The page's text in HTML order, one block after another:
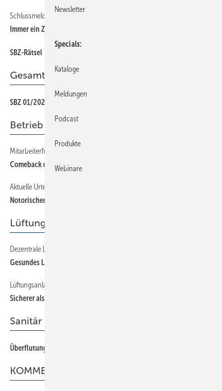
Schlussmeldung
Immer ein Ziel vor Augen
SBZ-Rätsel
Gesamt-PDF der Ausgabe
SBZ 01/2022 als PDF
Betrieb + Organisation
Mitarbeiterführung
Comeback der autoritären Art?
Aktuelle Urteile zum Arbeitsrecht
Notorischen Zuspätkommern kündigen
Lüftung + Klima
Dezentrale Lüftungsgeräte versorgen Schulzentrum
Gesundes Lernumfeld
Lüftungsanlagen vs. Fensterlüftung
Sicherer als die Fensterlüftung
Sanitär
Überflutungen normgerecht vermeiden
KOMMENTAR
Newsletter
Specials
Kataloge
Meldungen
Podcast
Produkte
Webinare